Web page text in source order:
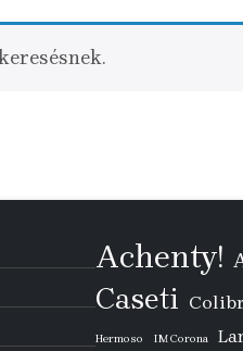
Achenty!
Caseti
Hermoso IM Corona